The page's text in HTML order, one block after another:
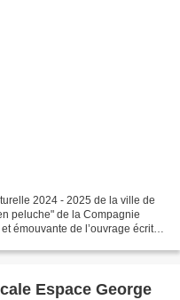
2024 - 2025 de la ville de
peluche" de la Compagnie
émouvante de l’ouvrage écrit et
Espace George